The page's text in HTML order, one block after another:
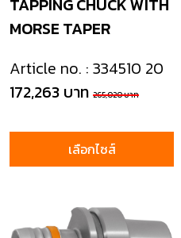
TAPPING CHUCK WITH
MORSE TAPER
Article no. : 334510 20
172,263 บาท 265,020 บาท
เลือกไซส์